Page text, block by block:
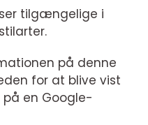
tilgængelige i
på denne
for at blive vist
en Google-